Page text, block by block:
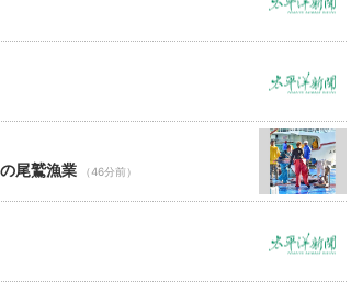
尾鷲漁業 （46分前）